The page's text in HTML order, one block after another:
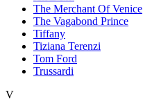
The Merchant Of Venice
The Vagabond Prince
Tiffany
Tiziana Terenzi
Tom Ford
Trussardi
V